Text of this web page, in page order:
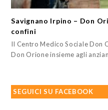
Savignano Irpino – Don
confini
Il Centro Medico Sociale Don
Don Orione insieme agli
SEGUICI SU FACEBOOK